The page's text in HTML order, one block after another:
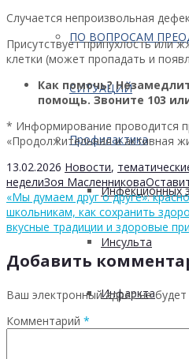
ПО ВОПРОСАМ
СИТУАЦИЙ
Профилактика
Инфекционных
Инсульта
Инфаркта
Случается непроизвольная
Присутствует припухлость или
клетки (может пропадать и
Как помочь?
помощь. Звоните 103
* Информирование проводится
«Продолжительная и активная
13.02.2026 Новости,
неделиЗоя Масленникова
«Мы думаем друг о друге»:
школьникам, как сохранить
вкусные традиции и здоровые
Добавить
Ваш электронный адрес не
Комментарий *